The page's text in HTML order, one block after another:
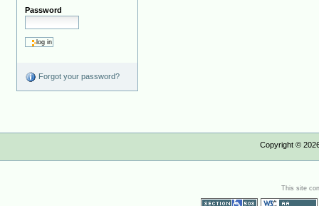
Password
Forgot your password?
Copyright ©
This site